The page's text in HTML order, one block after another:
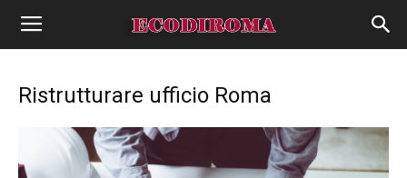
Ristrutturare ufficio Roma